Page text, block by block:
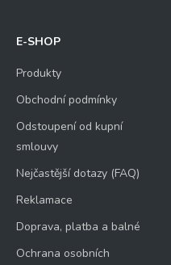
E-SHOP
Produkty
Obchodní podmínky
Odstoupení od kupní
smlouvy
Nejčastější dotazy (FAQ)
Reklamace
Doprava, platba a balné
Ochrana osobních